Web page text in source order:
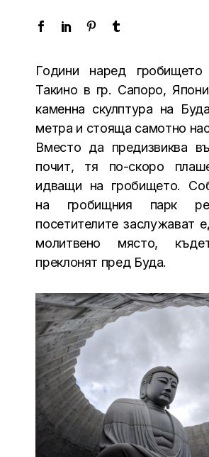
Години наред
Такино в гр. Сапоро,
каменна скулптура на
метра и стояща самотно
Вместо да предизвиква
почит, тя по-скоро
идващи на гробището.
на гробищния парк
посетителите заслужават
молитвено място,
преклонят пред Буда.